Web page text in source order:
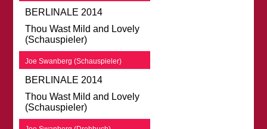
BERLINALE 2014
Thou Wast Mild and Lovely
(Schauspieler)
Joe Swanberg (Schauspieler)
BERLINALE 2014
Thou Wast Mild and Lovely
(Schauspieler)